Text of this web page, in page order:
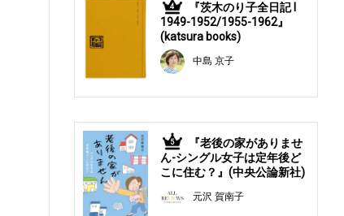
4
『茨木のり子全日記 Ⅰ
1949-1952/1955-1962』
(katsura books)
中島 京子
5
『老後の家がありませ
ん-シングル女子は定年後ど
こに住む？』(中央公論新社)
元沢 賀南子